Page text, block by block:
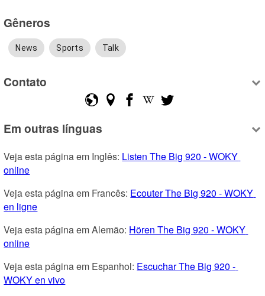
Gêneros
News Sports Talk
Contato
Em outras línguas
Veja esta página em Inglês: Listen The Big 920 - WOKY
online
Veja esta página em Francês: Ecouter The Big 920 - WOKY
en ligne
Veja esta página em Alemão: Hören The Big 920 - WOKY
online
Veja esta página em Espanhol: Escuchar The Big 920 -
WOKY en vivo